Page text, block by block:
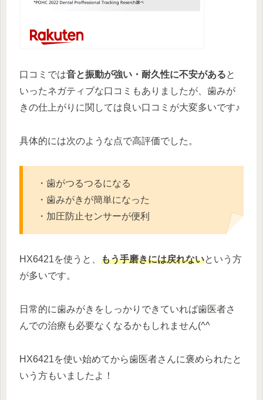
口コミでは音と振動が強い・耐久性に不安があると
いったネガティブな口コミもありましたが、歯みが
きの仕上がりに関しては良い口コミが大変多いです♪
具体的には次のような点で高評価でした。
・歯がつるつるになる
・歯みがきが簡単になった
・加圧防止センサーが便利
HX6421を使うと、 もう手磨きには戻れないという方
が多いです。
日常的に歯みがきをしっかりできていれば歯医者さ
んでの治療も必要なくなるかもしれません(^^
HX6421を使い始めてから歯医者さんに褒められたと
いう方もいましたよ！